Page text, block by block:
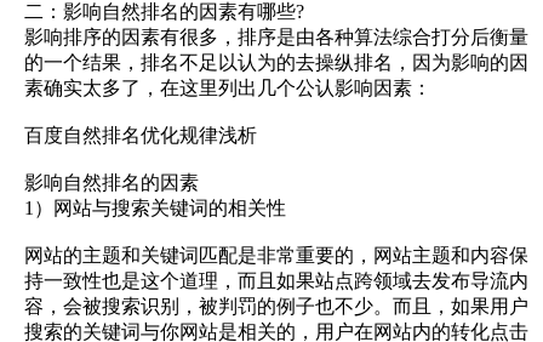
二：影响自然排名的因素有哪些?
影响排序的因素有很多，排序是由各种算法综合打分后衡量
的一个结果，排名不足以认为的去操纵排名，因为影响的因
素确实太多了，在这里列出几个公认影响因素：
百度自然排名优化规律浅析
影响自然排名的因素
1）网站与搜索关键词的相关性
网站的主题和关键词匹配是非常重要的，网站主题和内容保
持一致性也是这个道理，而且如果站点跨领域去发布导流内
容，会被搜索识别，被判罚的例子也不少。而且，如果用户
搜索的关键词与你网站是相关的，用户在网站内的转化点击